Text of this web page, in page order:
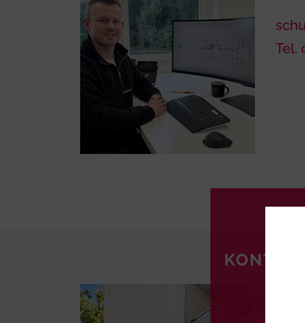
Tel.
KONTAKT